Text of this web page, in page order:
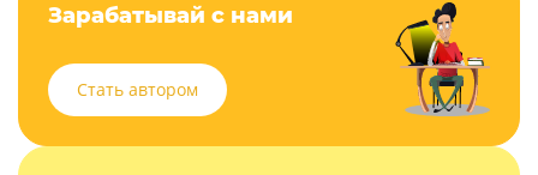
Зарабатывай с нами
Стать автором